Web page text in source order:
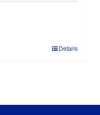
Details